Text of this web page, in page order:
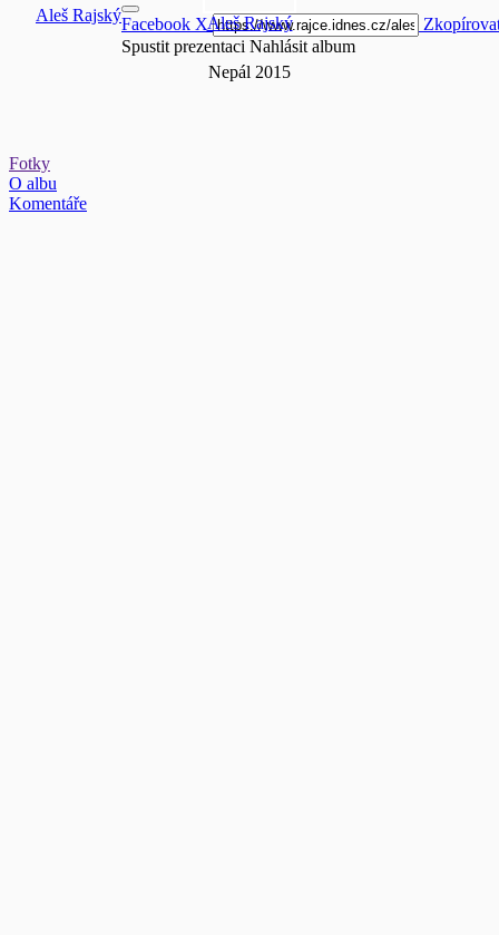
Aleš Rajský
Nepál 2015
Aleš RajskýFacebook X
Spustit prezentaci Nahlásit album
Fotky
O albu
Komentáře